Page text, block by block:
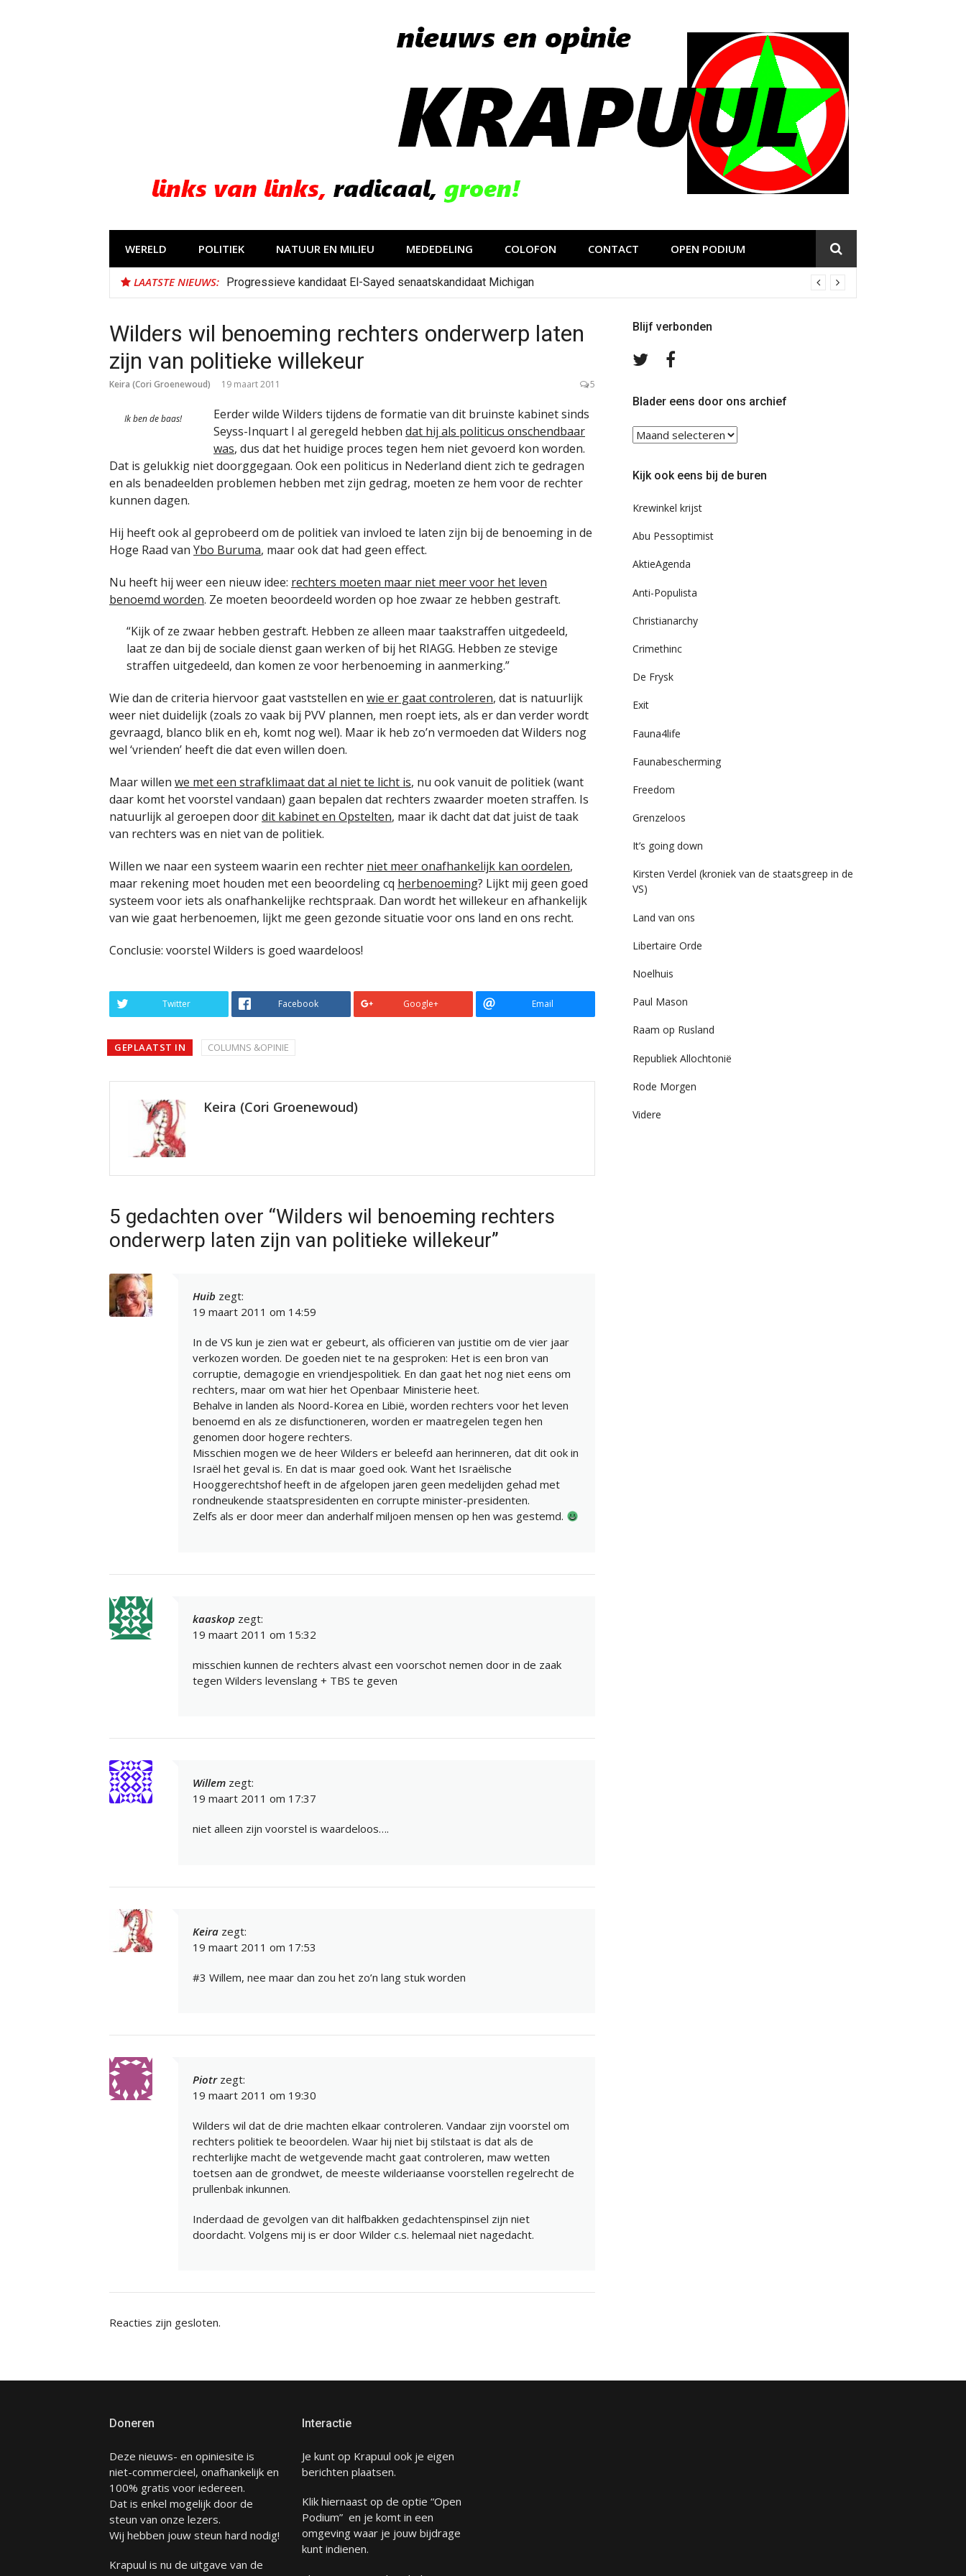
WERELD POLITIEK NATUUR EN MILIEU MEDEDELING COLOFON CONTACT OPEN PODIUM
LAATSTE NIEUWS: Progressieve kandidaat El-Sayed senaatskandidaat Michigan
Wilders wil benoeming rechters onderwerp laten
zijn van politieke willekeur
Keira (Cori Groenewoud) 19 maart 2011 5
Ik ben de baas!
Eerder wilde Wilders tijdens de formatie van dit bruinste kabinet sinds
Seyss-Inquart I al geregeld hebben dat hij als politicus onschendbaar
was, dus dat het huidige proces tegen hem niet gevoerd kon worden.
Dat is gelukkig niet doorggegaan. Ook een politicus in Nederland dient zich te gedragen
en als benadeelden problemen hebben met zijn gedrag, moeten ze hem voor de rechter
kunnen dagen.
Hij heeft ook al geprobeerd om de politiek van invloed te laten zijn bij de benoeming in de
Hoge Raad van Ybo Buruma, maar ook dat had geen effect.
Nu heeft hij weer een nieuw idee: rechters moeten maar niet meer voor het leven
benoemd worden. Ze moeten beoordeeld worden op hoe zwaar ze hebben gestraft.
“Kijk of ze zwaar hebben gestraft. Hebben ze alleen maar taakstraffen uitgedeeld,
laat ze dan bij de sociale dienst gaan werken of bij het RIAGG. Hebben ze stevige
straffen uitgedeeld, dan komen ze voor herbenoeming in aanmerking.”
Wie dan de criteria hiervoor gaat vaststellen en wie er gaat controleren, dat is natuurlijk
weer niet duidelijk (zoals zo vaak bij PVV plannen, men roept iets, als er dan verder wordt
gevraagd, blanco blik en eh, komt nog wel). Maar ik heb zo’n vermoeden dat Wilders nog
wel ‘vrienden’ heeft die dat even willen doen.
Maar willen we met een strafklimaat dat al niet te licht is, nu ook vanuit de politiek (want
daar komt het voorstel vandaan) gaan bepalen dat rechters zwaarder moeten straffen. Is
natuurlijk al geroepen doordit kabinet en Opstelten, maar ik dacht dat dat juist de taak
van rechters was en niet van de politiek.
Willen we naar een systeem waarin een rechter niet meer onafhankelijk kan oordelen,
maar rekening moet houden met een beoordeling cq herbenoeming? Lijkt mij geen goed
systeem voor iets als onafhankelijke rechtspraak. Dan wordt het willekeur en afhankelijk
van wie gaat herbenoemen, lijkt me geen gezonde situatie voor ons land en ons recht.
Conclusie: voorstel Wilders is goed waardeloos!
Twitter Facebook Google+ Email
GEPLAATST IN COLUMNS &OPINIE
Keira (Cori Groenewoud)
5 gedachten over “Wilders wil benoeming rechters
onderwerp laten zijn van politieke willekeur”
Huib zegt:
19 maart 2011 om 14:59
In de VS kun je zien wat er gebeurt, als officieren van justitie om de vier jaar
verkozen worden. De goeden niet te na gesproken: Het is een bron van
corruptie, demagogie en vriendjespolitiek. En dan gaat het nog niet eens om
rechters, maar om wat hier het Openbaar Ministerie heet.
Behalve in landen als Noord-Korea en Libië, worden rechters voor het leven
benoemd en als ze disfunctioneren, worden er maatregelen tegen hen
genomen door hogere rechters.
Misschien mogen we de heer Wilders er beleefd aan herinneren, dat dit ook in
Israël het geval is. En dat is maar goed ook. Want het Israëlische
Hooggerechtshof heeft in de afgelopen jaren geen medelijden gehad met
rondneukende staatspresidenten en corrupte minister-presidenten.
Zelfs als er door meer dan anderhalf miljoen mensen op hen was gestemd.
kaaskop zegt:
19 maart 2011 om 15:32
misschien kunnen de rechters alvast een voorschot nemen door in de zaak
tegen Wilders levenslang + TBS te geven
Willem zegt:
19 maart 2011 om 17:37
niet alleen zijn voorstel is waardeloos….
Keira zegt:
19 maart 2011 om 17:53
#3 Willem, nee maar dan zou het zo’n lang stuk worden
Piotr zegt:
19 maart 2011 om 19:30
Wilders wil dat de drie machten elkaar controleren. Vandaar zijn voorstel om
rechters politiek te beoordelen. Waar hij niet bij stilstaat is dat als de
rechterlijke macht de wetgevende macht gaat controleren, maw wetten
toetsen aan de grondwet, de meeste wilderiaanse voorstellen regelrecht de
prullenbak inkunnen.
Inderdaad de gevolgen van dit halfbakken gedachtenspinsel zijn niet
doordacht. Volgens mij is er door Wilder c.s. helemaal niet nagedacht.
Reacties zijn gesloten.
Blijf verbonden
Volg
TwitterFacebook
Blader eens door ons archief
Blader
eens
ons
Kijk ook eens bij de buren
Krewinkel krijst
Abu Pessoptimist
AktieAgenda
Anti-Populista
Christianarchy
Crimethinc
De Frysk
Exit
Fauna4life
Faunabescherming
Freedom
Grenzeloos
It’s going down
Kirsten Verdel (kroniek van de staatsgreep in de
VS)
Land van ons
Libertaire Orde
Noelhuis
Paul Mason
Raam op Rusland
Republiek Allochtonië
Rode Morgen
Videre
Doneren
Deze nieuws- en opiniesite is
niet-commercieel, onafhankelijk en
100% gratis voor iedereen.
Dat is enkel mogelijk door de
steun van onze lezers.
Wij hebben jouw steun hard nodig!
Krapuul is nu de uitgave van de
Interactie
Je kunt op Krapuul ook je eigen
berichten plaatsen.
Klik hiernaast op de optie “Open
Podium” en je komt in een
omgeving waar je jouw bijdrage
kunt indienen.